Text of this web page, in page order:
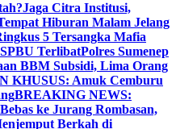
Jaga Citra Institusi,
Hiburan Malam Jelang
5 Tersangka Mafia
TerlibatPolres Sumenep
BBM Subsidi, Lima Orang
KHUSUS: Amuk Cemburu
BREAKING NEWS:
ke Jurang Rombasan,
Berkah di